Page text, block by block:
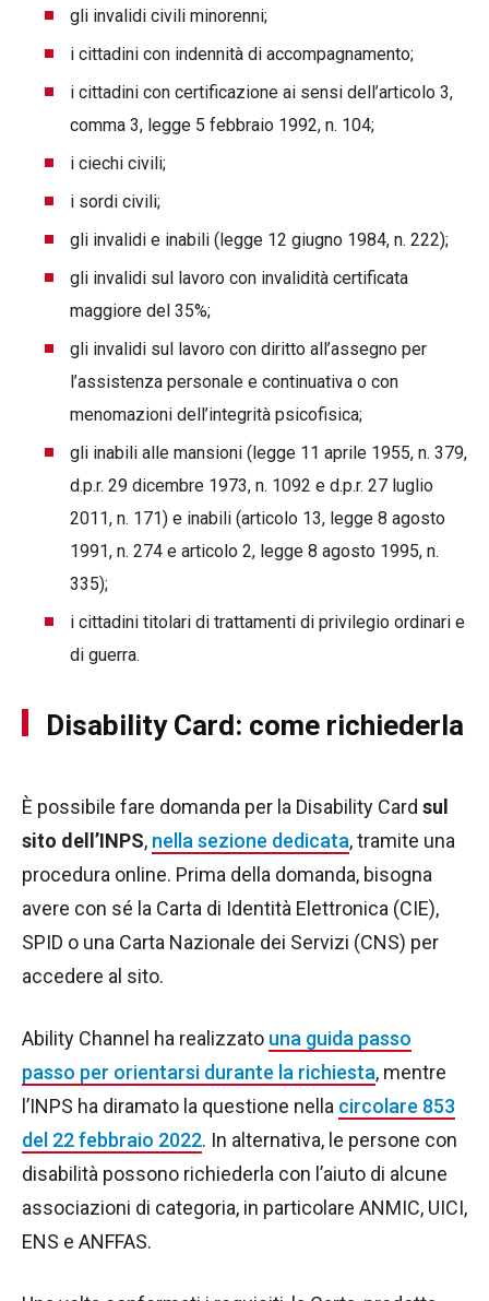
gli invalidi civili minorenni;
i cittadini con indennità di accompagnamento;
i cittadini con certificazione ai sensi dell’articolo 3,
comma 3, legge 5 febbraio 1992, n. 104;
i ciechi civili;
i sordi civili;
gli invalidi e inabili (legge 12 giugno 1984, n. 222);
gli invalidi sul lavoro con invalidità certificata
maggiore del 35%;
gli invalidi sul lavoro con diritto all’assegno per
l’assistenza personale e continuativa o con
menomazioni dell’integrità psicofisica;
gli inabili alle mansioni (legge 11 aprile 1955, n. 379,
d.p.r. 29 dicembre 1973, n. 1092 e d.p.r. 27 luglio
2011, n. 171) e inabili (articolo 13, legge 8 agosto
1991, n. 274 e articolo 2, legge 8 agosto 1995, n.
335);
i cittadini titolari di trattamenti di privilegio ordinari e
di guerra.
Disability Card: come richiederla
È possibile fare domanda per la Disability Card sul
sito dell’INPS, nella sezione dedicata, tramite una
procedura online. Prima della domanda, bisogna
avere con sé la Carta di Identità Elettronica (CIE),
SPID o una Carta Nazionale dei Servizi (CNS) per
accedere al sito.
Ability Channel ha realizzato una guida passo
passo per orientarsi durante la richiesta, mentre
l’INPS ha diramato la questione nella circolare 853
del 22 febbraio 2022. In alternativa, le persone con
disabilità possono richiederla con l’aiuto di alcune
associazioni di categoria, in particolare ANMIC, UICI,
ENS e ANFFAS.